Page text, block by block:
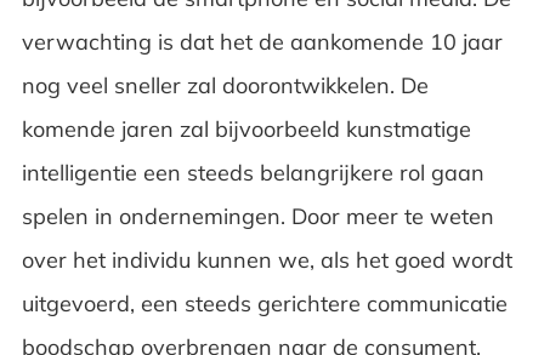
verwachting is dat het de aankomende 10 jaar
nog veel sneller zal doorontwikkelen. De
komende jaren zal bijvoorbeeld kunstmatige
intelligentie een steeds belangrijkere rol gaan
spelen in ondernemingen. Door meer te weten
over het individu kunnen we, als het goed wordt
uitgevoerd, een steeds gerichtere communicatie
boodschap overbrengen naar de consument.